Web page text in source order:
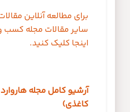
برای مطالعه آنلاین
سایر مقالات مجله کسب و
اینجا کلیک کنید.
آرشیو کامل مجله
کاغذی)